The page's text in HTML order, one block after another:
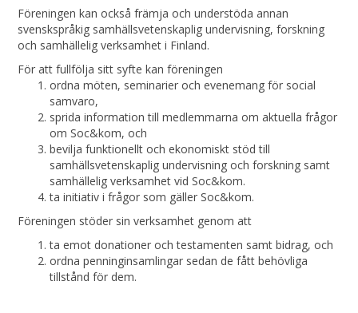
Föreningen kan också främja och understöda annan
svenskspråkig samhällsvetenskaplig undervisning, forskning
och samhällelig verksamhet i Finland.
För att fullfölja sitt syfte kan föreningen
ordna möten, seminarier och evenemang för social
samvaro,
sprida information till medlemmarna om aktuella frågor
om Soc&kom, och
bevilja funktionellt och ekonomiskt stöd till
samhällsvetenskaplig undervisning och forskning samt
samhällelig verksamhet vid Soc&kom.
ta initiativ i frågor som gäller Soc&kom.
Föreningen stöder sin verksamhet genom att
ta emot donationer och testamenten samt bidrag, och
ordna penninginsamlingar sedan de fått behövliga
tillstånd för dem.